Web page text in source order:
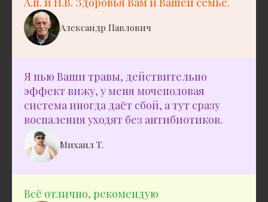
Александр Павлович
Я пью Ваши травы, действительно
эффект вижу, у меня мочеполовая
система иногда даёт сбой, а тут сразу
воспаления уходят без антибиотиков.
Михаил Т.
Всё отлично, рекомендую